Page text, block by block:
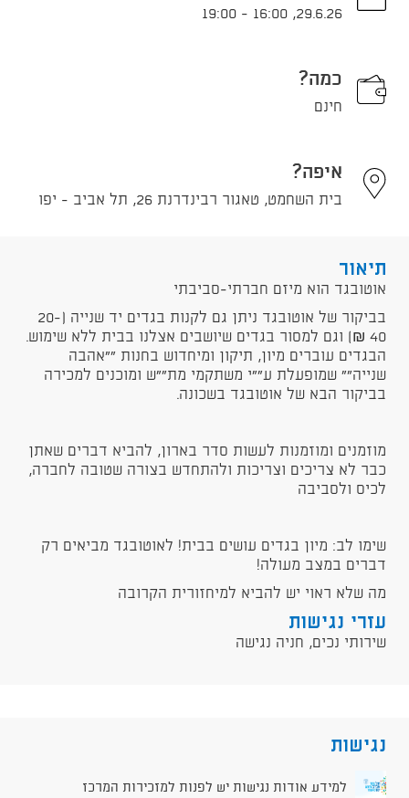
29.6.26
,
16:00
-
19:00
כמה?
חינם
איפה?
בית השחמט, טאגור רבינדרנת 26, תל אביב - יפו
תיאור
אוטובגד הוא מיזם חברתי-סביבתי
בביקור של אוטובגד ניתן גם לקנות בגדים יד שנייה (20-
40 ₪) וגם למסור בגדים שיושבים אצלנו בבית ללא שימוש.
הבגדים עוברים מיון, תיקון ומיחדוש בחנות ""אהבה
שנייה"" שמופעלת ע""י משתקמי מת""ש ומוכנים למכירה
בביקור הבא של אוטובגד בשכונה.
מוזמנים ומוזמנות לעשות סדר בארון, להביא דברים שאתן
כבר לא צריכים וצריכות ולהתחדש בצורה שטובה לחברה,
לכיס ולסביבה
שימו לב: מיון בגדים עושים בבית! לאוטובגד מביאים רק
דברים במצב מעולה!
מה שלא ראוי יש להביא למיחזורית הקרובה
עזרי נגישות
שירותי נכים, חניה נגישה
נגישות
למידע אודות נגישות יש לפנות למזכירות המרכז